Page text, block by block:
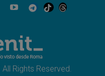
Apostólico de Calapán
invisibles de una
Rights Reserved.